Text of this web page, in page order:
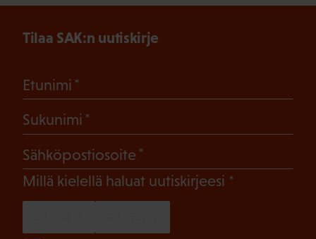
Tilaa SAK:n uutiskirje
Etunimi
Sukunimi
Sähköpostiosoite
Millä kielellä haluat uutiskirjeesi (Pakollinen)